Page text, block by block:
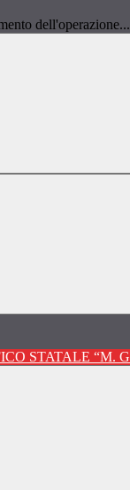
dell'operazione...